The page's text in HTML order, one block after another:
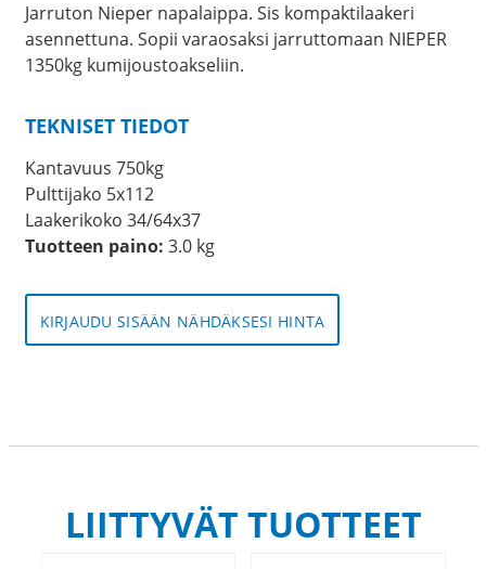
Jarruton Nieper napalaippa. Sis kompaktilaakeri
asennettuna. Sopii varaosaksi jarruttomaan NIEPER
1350kg kumijoustoakseliin.
TEKNISET TIEDOT
Kantavuus 750kg
Pulttijako 5x112
Laakerikoko 34/64x37
Tuotteen paino: 3.0 kg
KIRJAUDU SISÄÄN NÄHDÄKSESI HINTA
LIITTYVÄT TUOTTEET